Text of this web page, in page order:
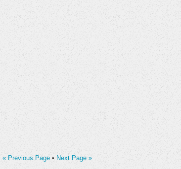
« Previous Page • Next Page »